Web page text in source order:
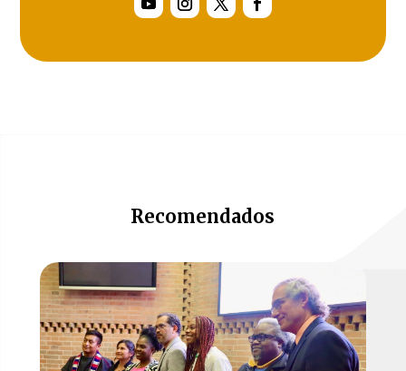
Recomendados